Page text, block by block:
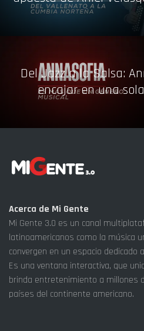
Del Jazz a la Salsa:
encajar en una
Acerca de Mi Gente
Mi Gente 3.0 es un canal
latinoamericanos como la música
convergen en un espacio
Es una ventana interactiva, que
brinda entretenimiento a millones
países del continente americano.